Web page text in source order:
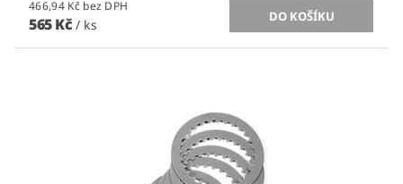
466,94 Kč bez DPH
565 Kč / ks